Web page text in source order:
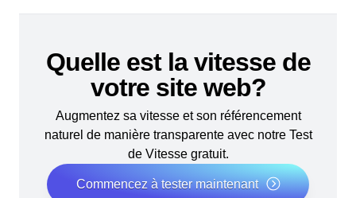
Quelle est la vitesse de
votre site web?
Augmentez sa vitesse et son référencement
naturel de manière transparente avec notre Test
de Vitesse gratuit.
Commencez à tester maintenant